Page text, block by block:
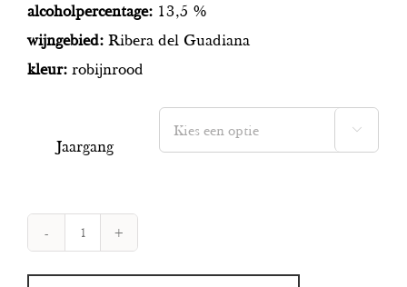
alcoholpercentage: 13,5 %
wijngebied: Ribera del Guadiana
kleur: robijnrood
Jaargang

No